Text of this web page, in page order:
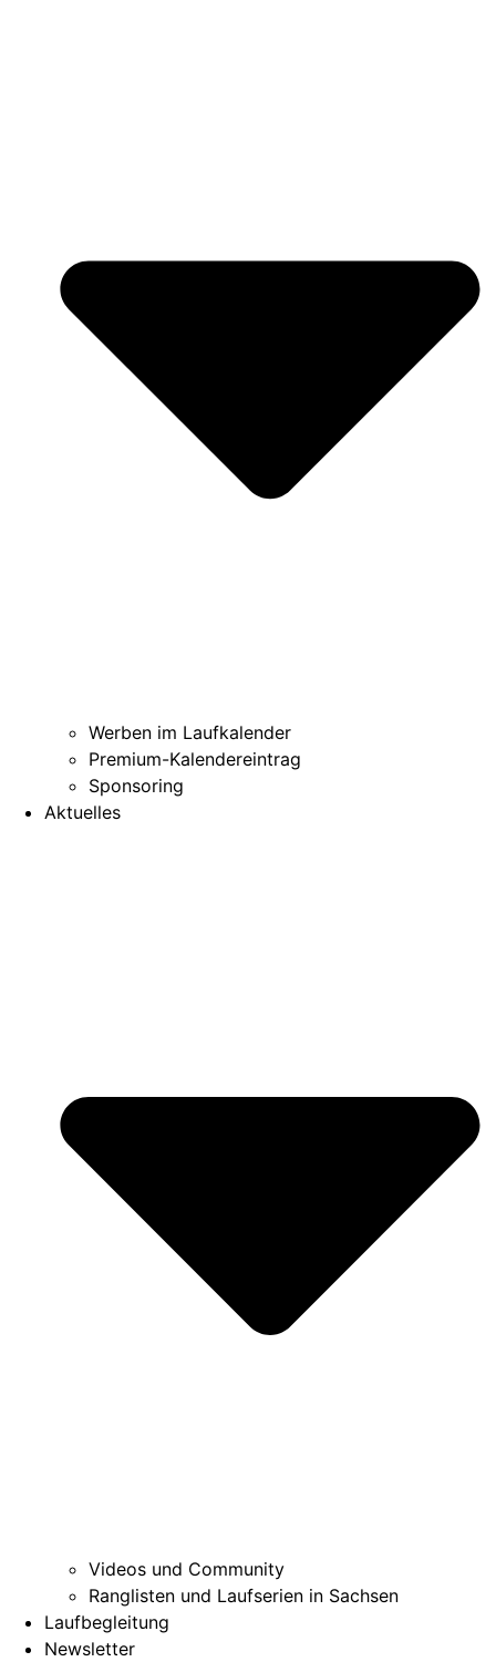
Werben im Laufkalender
Premium-Kalendereintrag
Sponsoring
Aktuelles
Videos und Community
Ranglisten und Laufserien in Sachsen
Laufbegleitung
Newsletter